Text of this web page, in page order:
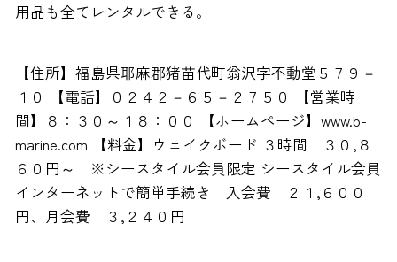
用品も全てレンタルできる。
【住所】福島県耶麻郡猪苗代町翁沢字不動堂５７９－
１０ 【電話】０２４２－６５－２７５０ 【営業時
間】８：３０～１８：００ 【ホームページ】www.b-
marine.com 【料金】ウェイクボード ３時間 ３０,８
６０円～ ※シースタイル会員限定 シースタイル会員
インターネットで簡単手続き 入会費 ２１,６００
円、月会費 ３,２４０円